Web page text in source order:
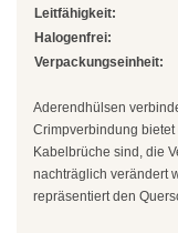
Edelstahlbinder 304
Edelstahlbinder
Leitfähigkeit:
Halogenfrei:
Verpackungseinheit:
Aderendhülsen
Crimpverbindung
Kabelbrüche sind, die
nachträglich verändert
repräsentiert den